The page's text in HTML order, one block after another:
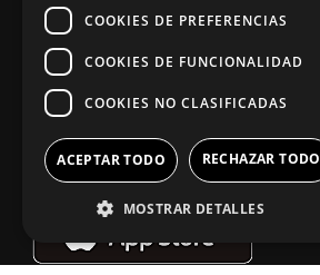
App Zine Hostelería
COOKIES DE PREFERENCIAS
COOKIES DE FUNCIONALIDAD
COOKIES NO CLASIFICADAS
ACEPTAR TODO RECHAZAR TODO
MOSTRAR DETALLES